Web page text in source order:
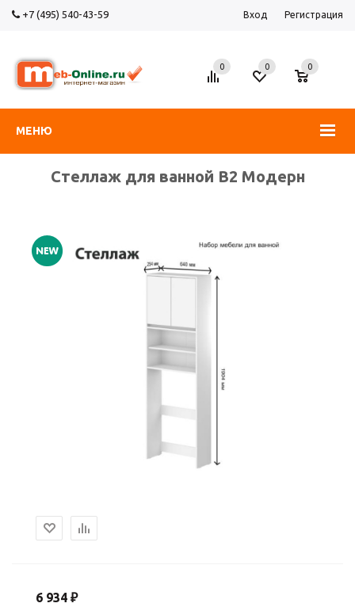
+7 (495) 540-43-59 Вход Регистрация
МЕНЮ
0 0
0
Стеллаж для ванной В2 Модерн
6 934 ₽